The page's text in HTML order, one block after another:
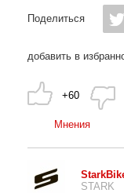
Поделиться
добавить в
+60
Мнения
STARK